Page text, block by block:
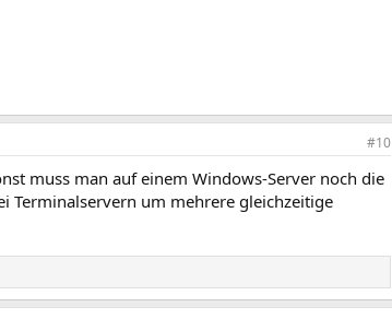
#10
muss man auf einem Windows-Server noch die
Terminalservern um mehrere gleichzeitige